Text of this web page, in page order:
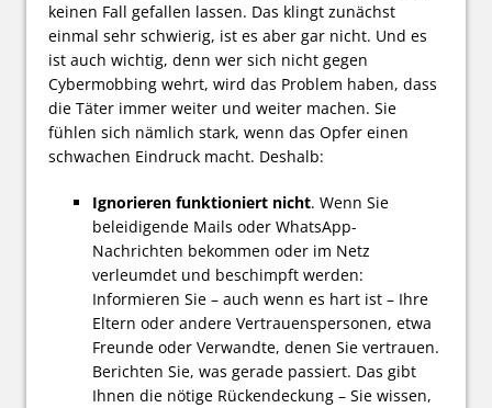
keinen Fall gefallen lassen. Das klingt zunächst
einmal sehr schwierig, ist es aber gar nicht. Und es
ist auch wichtig, denn wer sich nicht gegen
Cybermobbing wehrt, wird das Problem haben, dass
die Täter immer weiter und weiter machen. Sie
fühlen sich nämlich stark, wenn das Opfer einen
schwachen Eindruck macht. Deshalb:
Ignorieren funktioniert nicht. Wenn Sie
beleidigende Mails oder WhatsApp-
Nachrichten bekommen oder im Netz
verleumdet und beschimpft werden:
Informieren Sie – auch wenn es hart ist – Ihre
Eltern oder andere Vertrauenspersonen, etwa
Freunde oder Verwandte, denen Sie vertrauen.
Berichten Sie, was gerade passiert. Das gibt
Ihnen die nötige Rückendeckung – Sie wissen,